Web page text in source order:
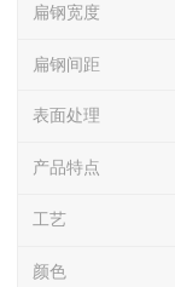
扁钢宽度
扁钢间距
表面处理
产品特点
工艺
颜色